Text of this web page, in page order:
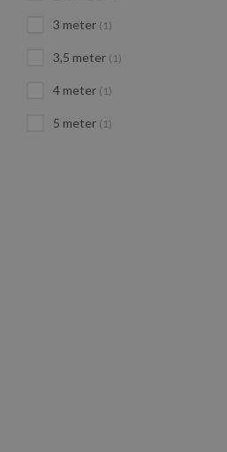
3 meter (1)
3,5 meter (1)
4 meter (1)
5 meter (1)